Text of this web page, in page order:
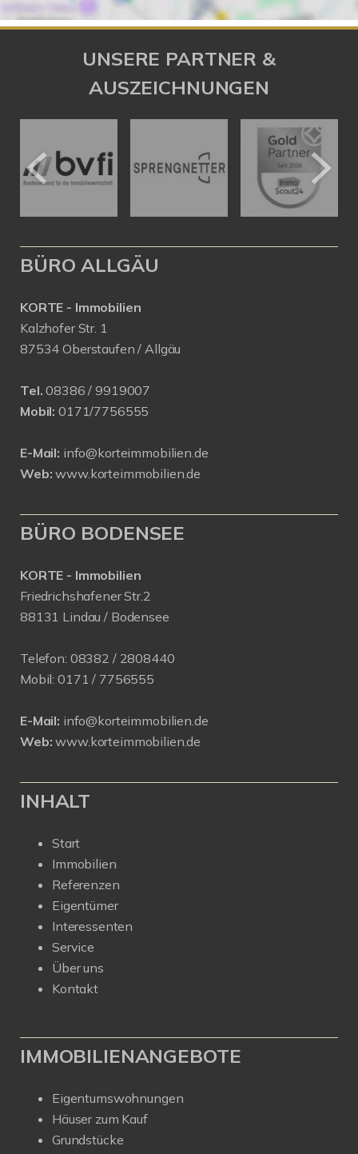
UNSERE PARTNER &
AUSZEICHNUNGEN
BÜRO ALLGÄU
KORTE - Immobilien
Kalzhofer Str. 1
87534 Oberstaufen / Allgäu
Tel. 08386 / 9919007
Mobil: 0171/7756555
E-Mail: info@korteimmobilien.de
Web: www.korteimmobilien.de
BÜRO BODENSEE
KORTE - Immobilien
Friedrichshafener Str.2
88131 Lindau / Bodensee
Telefon: 08382 / 2808440
Mobil: 0171 / 7756555
E-Mail: info@korteimmobilien.de
Web: www.korteimmobilien.de
INHALT
Start
Immobilien
Referenzen
Eigentümer
Interessenten
Service
Über uns
Kontakt
IMMOBILIENANGEBOTE
Eigentumswohnungen
Häuser zum Kauf
Grundstücke